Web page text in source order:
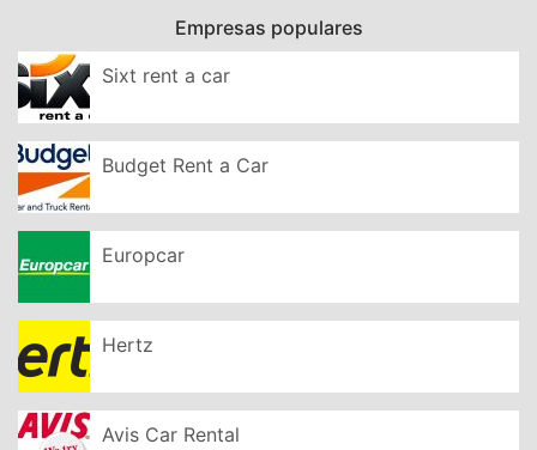
Empresas populares
Sixt rent a car
Budget Rent a Car
Europcar
Hertz
Avis Car Rental